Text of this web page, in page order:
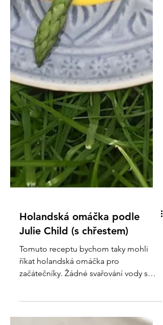
Holandská omáčka podle
říkat holandská omáčka pro